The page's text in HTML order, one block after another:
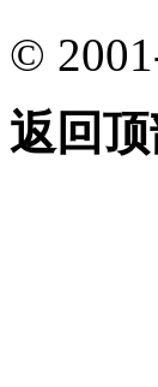
©
返回